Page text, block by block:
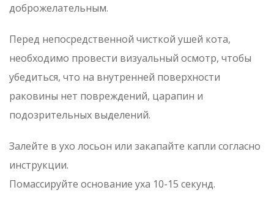
доброжелательным.
Перед непосредственной чисткой ушей кота,
необходимо провести визуальный осмотр, чтобы
убедиться, что на внутренней поверхности
раковины нет повреждений, царапин и
подозрительных выделений.
Залейте в ухо лосьон или закапайте капли согласно
инструкции.
Помассируйте основание уха 10-15 секунд.